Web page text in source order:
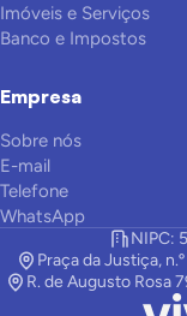
Imóveis e Serviços
Banco e Impostos
Empresa
Sobre nós
E-mail
Telefone
WhatsApp
NIPC:
Praça da Justiça,
R. de Augusto Rosa